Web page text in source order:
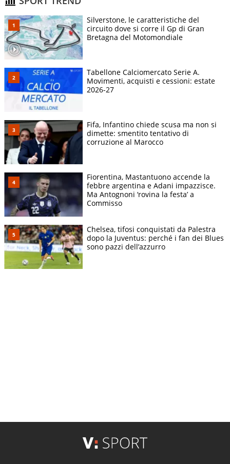
Silverstone, le caratteristiche del
circuito dove si corre il Gp di Gran
Bretagna del Motomondiale
Tabellone Calciomercato Serie A.
Movimenti, acquisti e cessioni: estate
2026-27
Fifa, Infantino chiede scusa ma non si
dimette: smentito tentativo di
corruzione al Marocco
Fiorentina, Mastantuono accende la
febbre argentina e Adani impazzisce.
Ma Antognoni ‘rovina la festa’ a
Commisso
Chelsea, tifosi conquistati da Palestra
dopo la Juventus: perché i fan dei Blues
sono pazzi dell’azzurro